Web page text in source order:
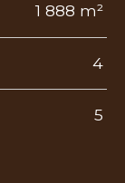
1 888 m²
4
5